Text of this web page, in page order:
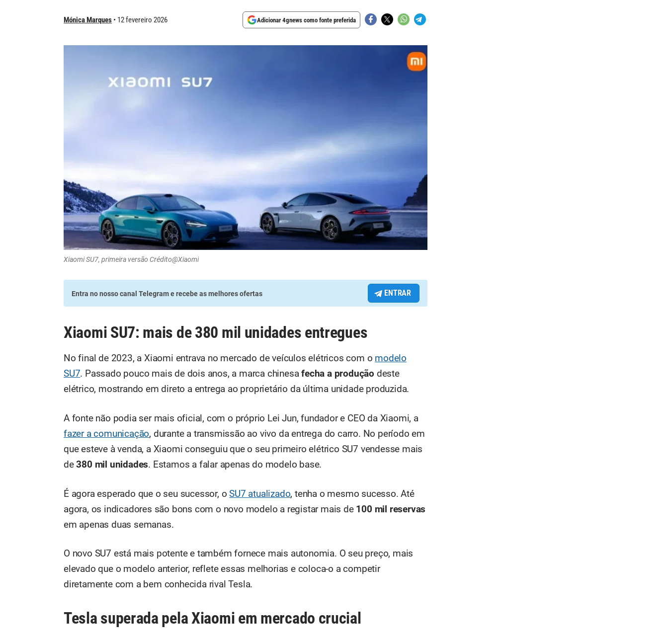
Mónica Marques 12 fevereiro 2026 Adicionar 4gnews como fonte preferida
Xiaomi SU7, primeira versão Crédito@Xiaomi
Entra no nosso canal Telegrame recebe as melhores ofertas ENTRAR
Xiaomi SU7: mais de 380 mil unidades entregues
No final de 2023, a Xiaomi entrava no mercado de veículos elétricos com o modelo
SU7. Passado pouco mais de dois anos, a marca chinesafecha a produção deste
elétrico, mostrando em direto a entrega ao proprietário da última unidade produzida.
A fonte não podia ser mais oficial, com o próprio Lei Jun, fundador e CEO da Xiaomi, a
fazer a comunicação, durante a transmissão ao vivo da entrega do carro. No período em
que esteve à venda, a Xiaomi conseguiu que o seu primeiro elétrico SU7 vendesse mais
de380 mil unidades. Estamos a falar apenas do modelo base.
É agora esperado que o seu sucessor, oSU7 atualizado, tenha o mesmo sucesso. Até
agora, os indicadores são bons com o novo modelo a registar mais de 100 mil reservas
em apenas duas semanas.
O novo SU7 está mais potente e também fornece mais autonomia. O seu preço, mais
elevado que o modelo anterior, reflete essas melhorias e coloca-o a competir
diretamente com a bem conhecida rival Tesla.
Tesla superada pela Xiaomi em mercado crucial